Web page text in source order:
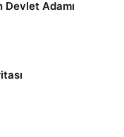
Devlet Adamı